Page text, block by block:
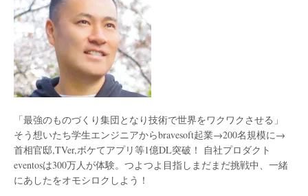
「最強のものづくり集団となり技術で世界をワクワクさせる」
そう想いたち学生エンジニアからbravesoft起業→200名規模に→
首相官邸,TVer,ボケてアプリ等1億DL突破！ 自社プロダクト
eventosは300万人が体験。つよつよ目指しまだまだ挑戦中、一緒
にあしたをオモシロクしよう！